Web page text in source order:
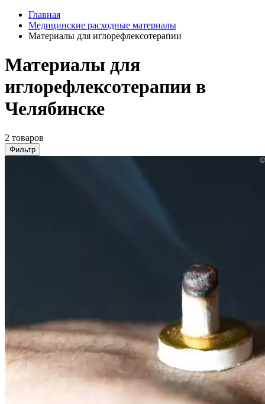
Главная
Медицинские расходные материалы
Материалы для иглорефлексотерапии
Материалы для
иглорефлексотерапии в
Челябинске
2 товаров
Фильтр